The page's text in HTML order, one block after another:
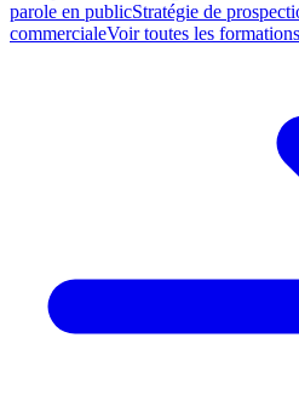
parole en publicStratégie de
commercialeVoir toutes les formations